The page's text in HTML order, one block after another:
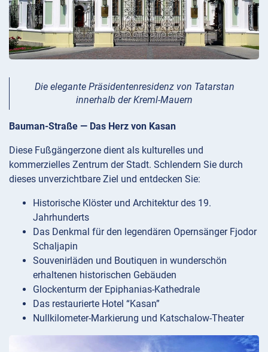
Die elegante Präsidentenresidenz von Tatarstan
innerhalb der Kreml-Mauern
Bauman-Straße — Das Herz von Kasan
Diese Fußgängerzone dient als kulturelles und
kommerzielles Zentrum der Stadt. Schlendern Sie durch
dieses unverzichtbare Ziel und entdecken Sie:
Historische Klöster und Architektur des 19.
Jahrhunderts
Das Denkmal für den legendären Opernsänger Fjodor
Schaljapin
Souvenirläden und Boutiquen in wunderschön
erhaltenen historischen Gebäuden
Glockenturm der Epiphanias-Kathedrale
Das restaurierte Hotel “Kasan”
Nullkilometer-Markierung und Katschalow-Theater